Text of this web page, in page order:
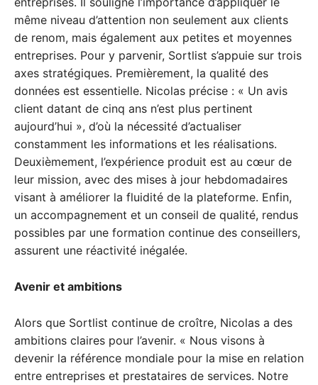
même niveau d’attention non seulement aux clients
de renom, mais également aux petites et moyennes
entreprises. Pour y parvenir, Sortlist s’appuie sur trois
axes stratégiques. Premièrement, la qualité des
données est essentielle. Nicolas précise : « Un avis
client datant de cinq ans n’est plus pertinent
aujourd’hui », d’où la nécessité d’actualiser
constamment les informations et les réalisations.
Deuxièmement, l’expérience produit est au cœur de
leur mission, avec des mises à jour hebdomadaires
visant à améliorer la fluidité de la plateforme. Enfin,
un accompagnement et un conseil de qualité, rendus
possibles par une formation continue des conseillers,
assurent une réactivité inégalée.
Avenir et ambitions
Alors que Sortlist continue de croître, Nicolas a des
ambitions claires pour l’avenir. « Nous visons à
devenir la référence mondiale pour la mise en relation
entre entreprises et prestataires de services. Notre